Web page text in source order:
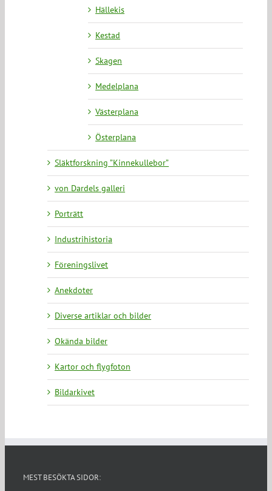
Hällekis
Kestad
Skagen
Medelplana
Västerplana
Österplana
Släktforskning ”Kinnekullebor”
von Dardels galleri
Porträtt
Industrihistoria
Föreningslivet
Anekdoter
Diverse artiklar och bilder
Okända bilder
Kartor och flygfoton
Bildarkivet
MEST BESÖKTA SIDOR: